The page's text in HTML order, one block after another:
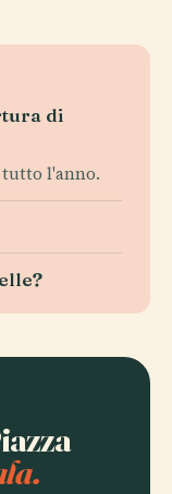
di
tutto l'anno.